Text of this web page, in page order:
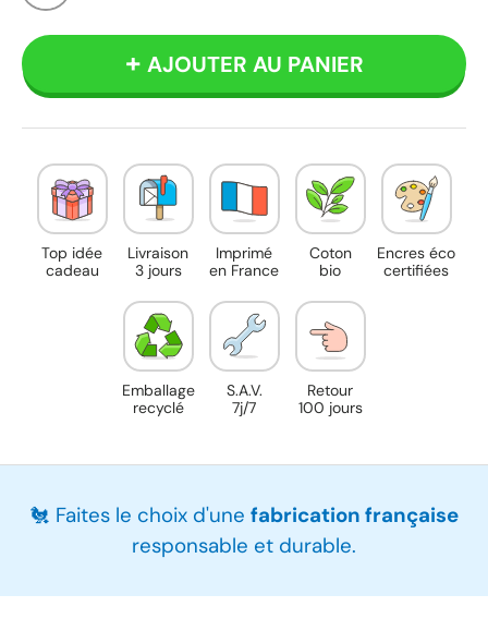
Blanc
AJOUTER AU PANIER
Top idée
cadeau
Livraison
3 jours
Imprimé
en France
Coton
bio
Encres éco
certifiées
Emballage
recyclé
S.A.V.
7j/7
Retour
100 jours
🐔 Faites le choix d'une fabrication française
responsable et durable.